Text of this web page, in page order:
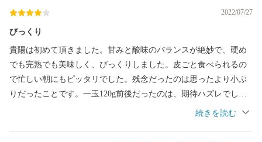
2022/07/27
びっくり
貴陽は初めて頂きました。甘みと酸味のバランスが絶妙で、硬め
でも完熟でも美味しく、びっくりしました。皮ごと食べられるの
で忙しい朝にもピッタリでした。残念だったのは思ったより小ぶ
りだったことです。一玉120g前後だったのは、期待ハズレでし